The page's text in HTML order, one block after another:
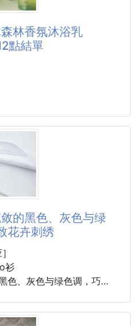
一次搞定、自用送人都很
不是缺功能，是缺一點美
林香氛沐浴乳
點結單
浴乳1000ml
靜靜的森林🌳
不刺激的深層潔淨，讓肌
氣記憶 🍃
膚、洗淨毛孔髒污，
髒汙溫柔帶走。
淨且柔軟的自然狀態。
使用
的黑色、灰色与绿
花卉刺绣
衫
色、灰色与绿色调，巧妙